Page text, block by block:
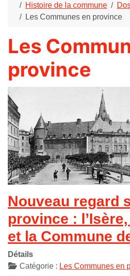
Histoire de la commune
Les Communes en province
Les
province
Nouveau regard
province :
et la Commune
Détails
Catégorie : Les Communes en